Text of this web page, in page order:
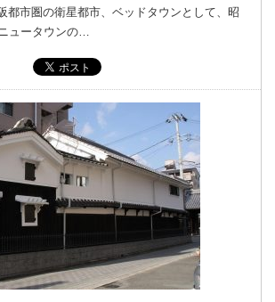
都市圏の衛星都市、ベッドタウンとして、昭
ュータウンの…